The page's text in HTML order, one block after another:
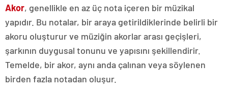
Akor, genellikle en az üç nota içeren bir müzikal
yapıdır. Bu notalar, bir araya getirildiklerinde belirli bir
akoru oluşturur ve müziğin akorlar arası geçişleri,
şarkının duygusal tonunu ve yapısını şekillendirir.
Temelde, bir akor, aynı anda çalınan veya söylenen
birden fazla notadan oluşur.